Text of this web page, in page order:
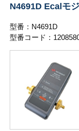
N4691D Ecalモ
型番：N4691D
型番コード：